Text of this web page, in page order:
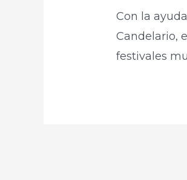
Con la
Candelario,
festivales